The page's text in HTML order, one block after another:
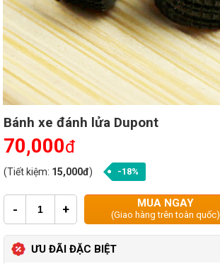
Bánh xe đánh lửa Dupont
70,000đ
(Tiết kiệm: 15,000đ) -18%
- + MUA NGAY
(Giao hàng trên toàn quốc)
ƯU ĐÃI ĐẶC BIỆT